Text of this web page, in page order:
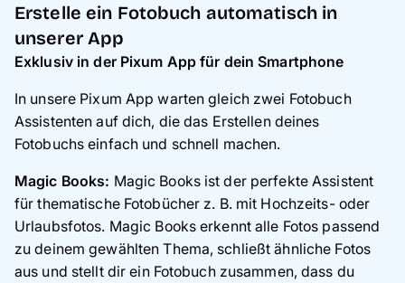
Erstelle ein Fotobuch automatisch in
unserer App
Exklusiv in der Pixum App für dein Smartphone
In unsere Pixum App warten gleich zwei Fotobuch
Assistenten auf dich, die das Erstellen deines
Fotobuchs einfach und schnell machen.
Magic Books: Magic Books ist der perfekte Assistent
für thematische Fotobücher z. B. mit Hochzeits- oder
Urlaubsfotos. Magic Books erkennt alle Fotos passend
zu deinem gewählten Thema, schließt ähnliche Fotos
aus und stellt dir ein Fotobuch zusammen, dass du